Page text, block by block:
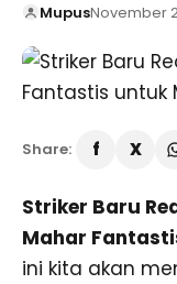
MupusNovember
Share:
Striker Baru
Mahar
ini kita akan